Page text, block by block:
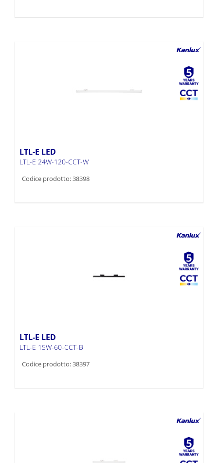
LTL-E LED
LTL-E 24W-120-CCT-W
Codice prodotto: 38398
LTL-E LED
LTL-E 15W-60-CCT-B
Codice prodotto: 38397